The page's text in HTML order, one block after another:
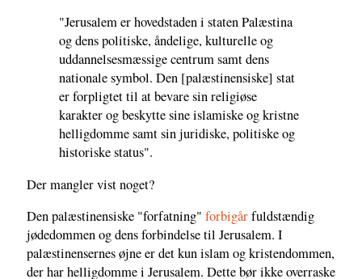
"Jerusalem er hovedstaden i staten Palæstina
og dens politiske, åndelige, kulturelle og
uddannelsesmæssige centrum samt dens
nationale symbol. Den [palæstinensiske] stat
er forpligtet til at bevare sin religiøse
karakter og beskytte sine islamiske og kristne
helligdomme samt sin juridiske, politiske og
historiske status".
Der mangler vist noget?
Den palæstinensiske "forfatning" forbigårfuldstændig
jødedommen og dens forbindelse til Jerusalem. I
palæstinensernes øjne er det kun islam og kristendommen,
der har helligdomme i Jerusalem. Dette bør ikke overraske